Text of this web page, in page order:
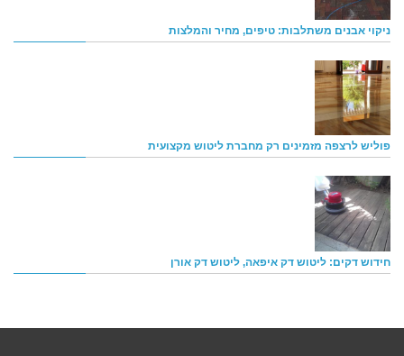
ניקוי אבנים משתלבות: טיפים, מחיר והמלצות
פוליש לרצפה מזמינים רק מחברת ליטוש מקצועית
חידוש דקים: ליטוש דק איפאה, ליטוש דק אורן